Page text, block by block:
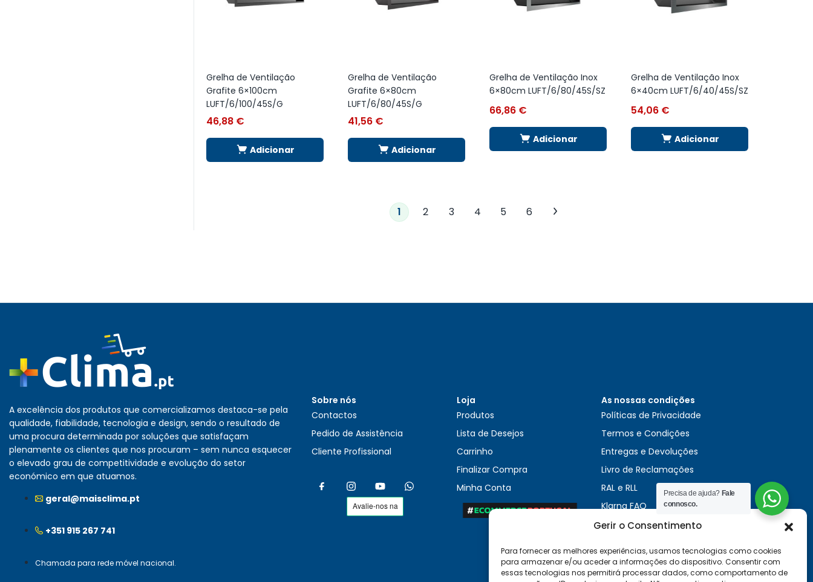
Gerir o Consentimento
Para fornecer as melhores experiências, usamos tecnologias como cookies
para armazenar e/ou aceder a informações do dispositivo. Consentir com
essas tecnologias nos permitirá processar dados, como comportamento de
Grelha de Ventilação
Grafite 6×100cm
LUFT/6/100/45S/G
46,88 €
Adicionar
Grelha de Ventilação
Grafite 6×80cm
LUFT/6/80/45S/G
41,56 €
Adicionar
Grelha de Ventilação Inox
6×80cm LUFT/6/80/45S/SZ
66,86 €
Adicionar
Grelha de Ventilação Inox
6×40cm LUFT/6/40/45S/SZ
54,06 €
Adicionar
1 2 3 4 5 6
A excelência dos produtos que comercializamos destaca-se pela
qualidade, fiabilidade, tecnologia e design, sendo o resultado de
uma procura determinada por soluções que satisfaçam
plenamente os clientes que nos procuram – sem nunca esquecer
o elevado grau de competitividade e evolução do setor
económico em que atuamos.
geral@maisclima.pt
+351 915 267 741
Chamada para rede móvel nacional.
Sobre nós
Contactos
Pedido de Assistência
Cliente Profissional
Loja
Produtos
Lista de Desejos
Carrinho
Finalizar Compra
Minha Conta
As nossas condições
Políticas de Privacidade
Termos e Condições
Entregas e Devoluções
Livro de Reclamações
RAL e RLL
Klarna FAQ
Sequra
Precisa de ajuda? Fale
connosco.